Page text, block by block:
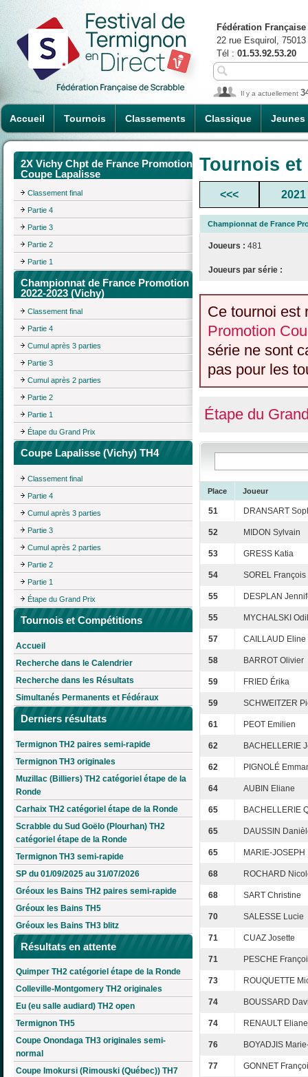
Accueil Tournois Classements Classique Jeunes
Fédération
22 rue Esquirol,
Tél : 01.53.92.53.20
Il y a actuellement
2X Vichy Chpt de France Promotion
Coupe Lapalisse
Classement final
Partie 4
Partie 3
Partie 2
Partie 1
Championnat de France Promotion
2022-2023 (Vichy)
Classement final
Partie 4
Cumul après 3 parties
Partie 3
Cumul après 2 parties
Partie 2
Partie 1
Étape du Grand Prix
Coupe Lapalisse (Vichy) TH4
Classement final
Partie 4
Cumul après 3 parties
Partie 3
Cumul après 2 parties
Partie 2
Partie 1
Étape du Grand Prix
Tournois et Compétitions
Accueil
Recherche dans le Calendrier
Recherche dans les Résultats
Simultanés Permanents et Fédéraux
Derniers résultats
Termignon TH2 paires semi-rapide
Termignon TH3 originales
Muzillac (Billiers) TH2 catégoriel étape de la
Ronde
Carhaix TH2 catégoriel étape de la Ronde
Scrabble du Sud Goëlo (Plourhan) TH2
catégoriel étape de la Ronde
Termignon TH3 semi-rapide
SP du 01/09/2025 au 31/07/2026
Gréoux les Bains TH2 paires semi-rapide
Gréoux les Bains TH5
Gréoux les Bains TH3 blitz
Résultats en attente
Quimper TH2 catégoriel étape de la Ronde
Colleville-Montgomery TH2 originales
Eu (eu salle audiard) TH2 open
Termignon TH5
Coupe Onondaga TH3 originales semi-
normal
Coupe Imokursi (Rimouski (Québec)) TH7
Tournois
<<< 2021
Championnat de France
Joueurs : 481
Joueurs par série :
Ce tournoi est
Promotion
série ne sont
pas pour les
Étape du
Place Joueur
51 DRANSART
52 MIDON Sylvain
53 GRESS Katia
54 SOREL François
55 DESPLAN
55 MYCHALSKI
57 CAILLAUD Eline
58 BARROT Olivier
59 FRIED Érika
59 SCHWEITZER
61 PEOT Emilien
62 BACHELLERIE
62 PIGNOLÉ
64 AUBIN Eliane
65 BACHELLERIE
65 DAUSSIN
65 MARIE-
68 ROCHARD
68 SART Christine
70 SALESSE Lucie
71 CUAZ Josette
71 PESCHE
73 ROUQUETTE
74 BOUSSARD
74 RENAULT Eliane
76 BOYADJIS
77 GONNET